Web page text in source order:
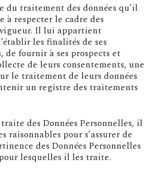
du traitement des données qu’il
à respecter le cadre des
Il lui appartient
les finalités de ses
de fournir à ses prospects et
de leurs consentements, une
le traitement de leurs données
un registre des traitements
des Données Personnelles, il
raisonnables pour s’assurer de
des Données Personnelles
lesquelles il les traite.